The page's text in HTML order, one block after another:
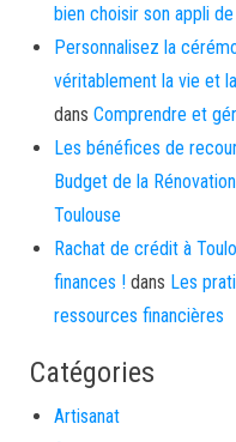
bien choisir son appli
Personnalisez la
véritablement la vie et
dans Comprendre et
Les bénéfices de
Budget de la
Toulouse
Rachat de crédit à
finances ! dans Les
ressources financières
Catégories
Artisanat